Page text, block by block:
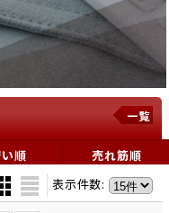
一覧
順
売れ筋順
表示件数: